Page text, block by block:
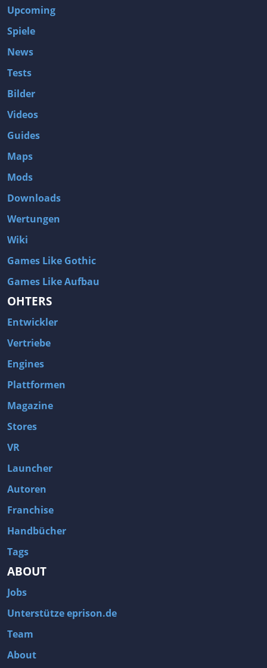
Upcoming
Spiele
News
Tests
Bilder
Videos
Guides
Maps
Mods
Downloads
Wertungen
Wiki
Games Like Gothic
Games Like Aufbau
OHTERS
Entwickler
Vertriebe
Engines
Plattformen
Magazine
Stores
VR
Launcher
Autoren
Franchise
Handbücher
Tags
ABOUT
Jobs
Unterstütze eprison.de
Team
About